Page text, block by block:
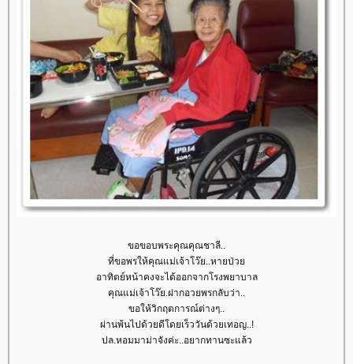
ขอขอบพระคุณคุณชาลี..
ที่ขอพรให้คุณแม่เจ้าโว๊ย..หายป่ว
อาทิตย์หน้าคงจะได้ออกจากโรงพยาบาล
คุณแม่เจ้าโว๊ย.ฝากอวยพรกลับว่า..
ขอให้วิกฤตการณ์ต่างๆ..
ผ่านพ้นไปด้วยดีโดยเร็ววันด้วยเทอญ..!
ปล.หอมมาม่าจังค่ะ..อยากทานซะแล้ว